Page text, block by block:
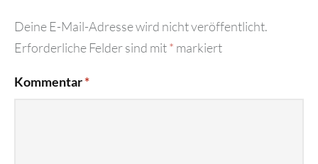
Deine E-Mail-Adresse wird nicht veröffentlicht.
Erforderliche Felder sind mit* markiert
Kommentar*